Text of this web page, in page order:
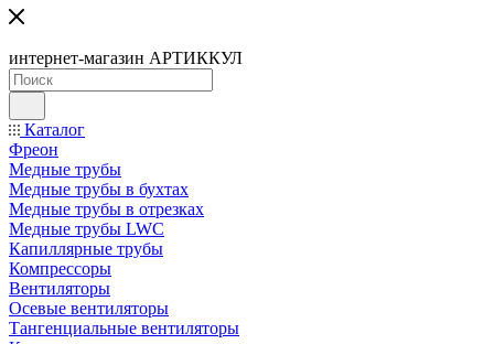
интернет-магазин АРТИККУЛ
Каталог
Фреон
Медные трубы
Медные трубы в бухтах
Медные трубы в отрезках
Медные трубы LWC
Капиллярные трубы
Компрессоры
Вентиляторы
Осевые вентиляторы
Тангенциальные вентиляторы